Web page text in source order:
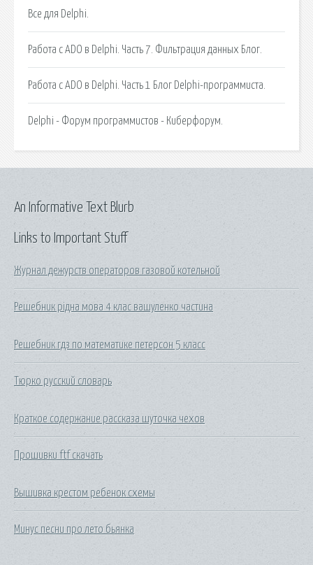
Все для Delphi.
Работа с ADO в Delphi. Часть 7. Фильтрация данных Блог.
Работа с ADO в Delphi. Часть 1 Блог Delphi-программиста.
Delphi - Форум программистов - Киберфорум.
Links to Important Stuff
Журнал дежурств операторов газовой котельной
Решебник рідна мова 4 клас вашуленко частина
Решебник гдз по математике петерсон 5 класс
Тюрко русский словарь
Краткое содержание рассказа шуточка чехов
Прошивки ftf скачать
Вышивка крестом ребенок схемы
Минус песни про лето бьянка
An Informative Text Blurb